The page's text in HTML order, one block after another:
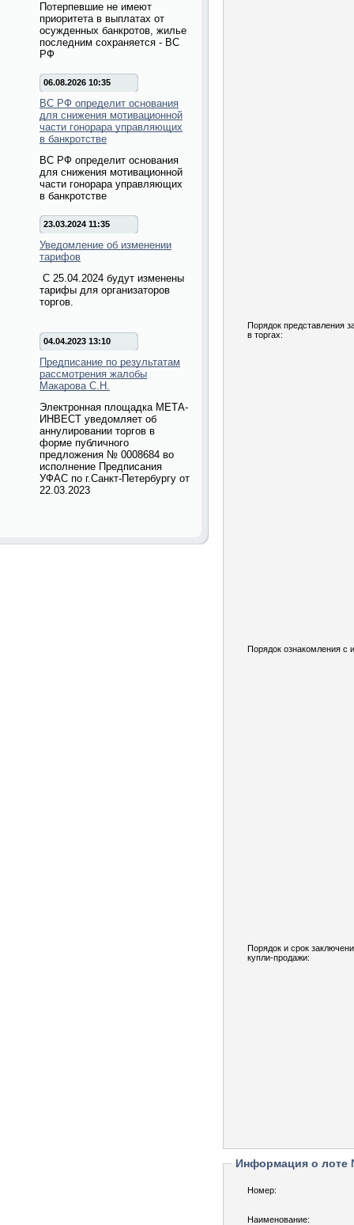
Потерпевшие не имеют
приоритета в выплатах от
осужденных банкротов, жилье
последним сохраняется - ВС
РФ
06.08.2026 10:35
ВС РФ определит основания
для снижения мотивационной
части гонорара управляющих
в банкротстве
ВС РФ определит основания
для снижения мотивационной
части гонорара управляющих
в банкротстве
23.03.2024 11:35
Уведомление об изменении
тарифов
С 25.04.2024 будут изменены
тарифы для организаторов
торгов.
04.04.2023 13:10
Предписание по результатам
рассмотрения жалобы
Макарова С.Н.
Электронная площадка МЕТА-
ИНВЕСТ уведомляет об
аннулировании торгов в
форме публичного
предложения № 0008684 во
исполнение Предписания
УФАС по г.Санкт-Петербургу от
22.03.2023
Порядок представления
в торгах:
Порядок ознакомления с
Порядок и срок
купли-продажи:
Информация о лоте
Номер:
Наименование: